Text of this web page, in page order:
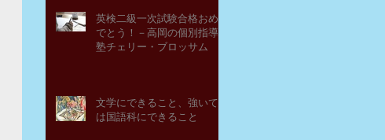
英検二級一次試験合格おめ
でとう！－高岡の個別指導
塾チェリー・ブロッサム
文学にできること、強いて
は国語科にできること